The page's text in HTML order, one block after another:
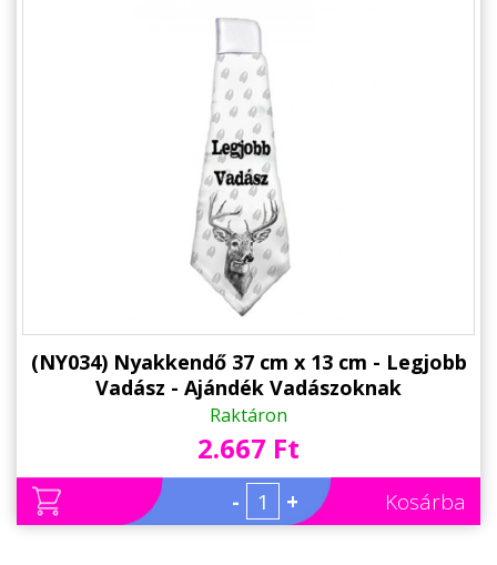
(NY034) Nyakkendő 37 cm x 13 cm - Legjobb
Vadász - Ajándék Vadászoknak
Raktáron
2.667 Ft
- + Kosárba